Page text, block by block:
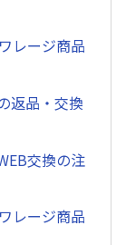
レージ商品
返品・交換
交換の注
レージ商品